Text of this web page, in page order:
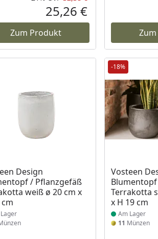
Preis Rabatt in Prozent
Ursprünglicher
Aktueller Preis
25,26 €
Zum Produkt
Design
/ Pflanzgefäß
weiß ø 20 cm x
am Lager
-18%
Vosteen
Terrakotta
x H 19 cm
Produkt am
Am Lager
11 Münzen